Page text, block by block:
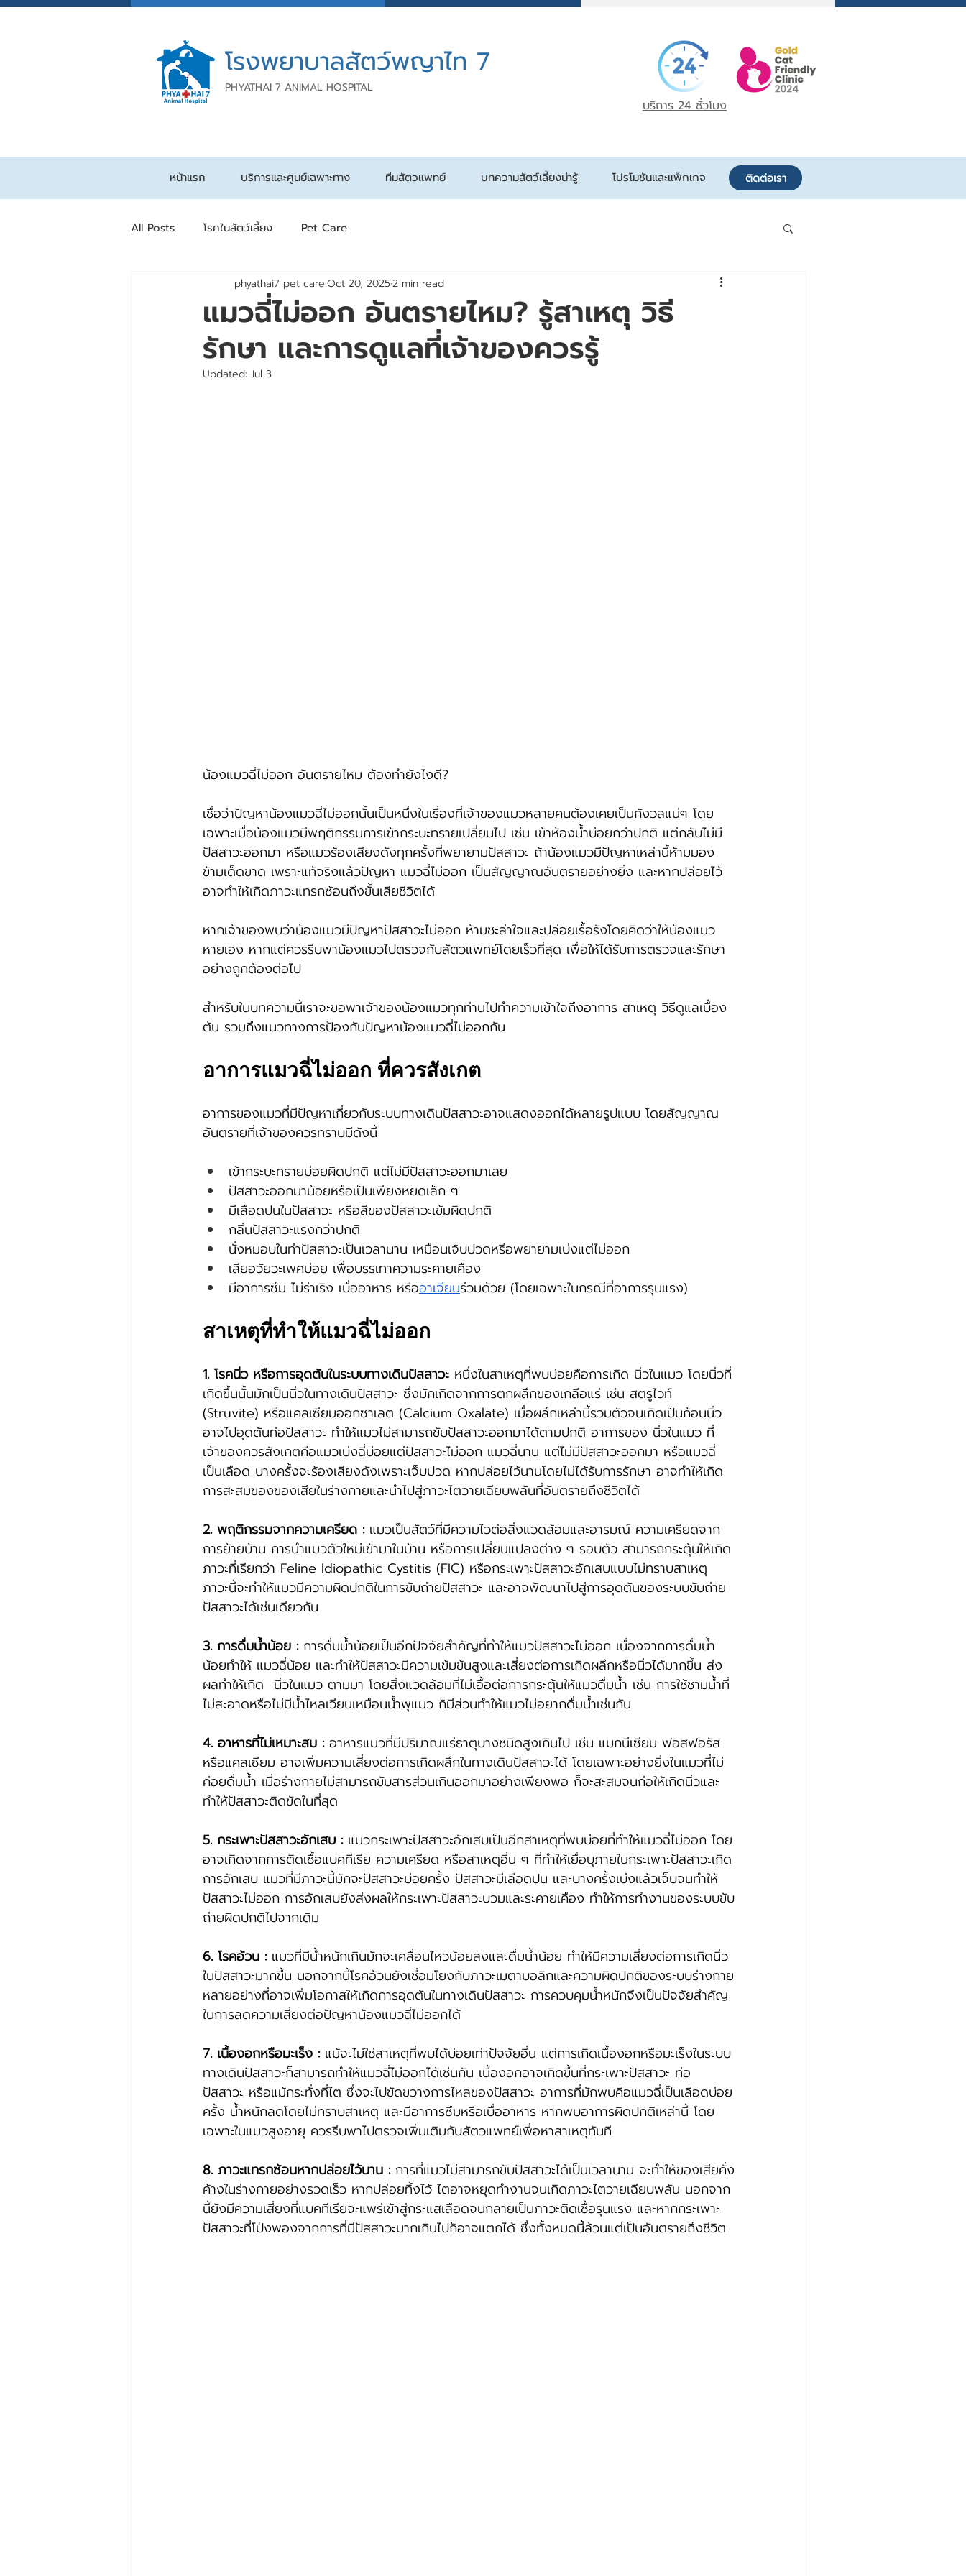
โรงพยาบาลสัตว์พญาไท 7
PHYATHAI 7 ANIMAL HOSPITAL
บริการ 24 ชั่วโมง
หน้าแรก บริการและศูนย์เฉพาะทาง ทีมสัตวแพทย์ บทความสัตว์เลี้ยงน่ารู้ โปรโมชันและแพ็กเกจ ติดต่อเรา
All Posts โรคในสัตว์เลี้ยง Pet Care
แมวฉี่ไม่ออก อันตรายไหม? รู้สาเหตุ วิธี
รักษา และการดูแลที่เจ้าของควรรู้
phyathai7 pet careOct 20, 20252 min read
Updated: Jul 3
น้องแมวฉี่ไม่ออก อันตรายไหม ต้องทำยังไงดี?
เชื่อว่าปัญหาน้องแมวฉี่ไม่ออกนั้นเป็นหนึ่งในเรื่องที่เจ้าของแมวหลายคนต้องเคยเป็นกังวลแน่ๆ โดย
เฉพาะเมื่อน้องแมวมีพฤติกรรมการเข้ากระบะทรายเปลี่ยนไป เช่น เข้าห้องน้ำบ่อยกว่าปกติ แต่กลับไม่มี
ปัสสาวะออกมา หรือแมวร้องเสียงดังทุกครั้งที่พยายามปัสสาวะ ถ้าน้องแมวมีปัญหาเหล่านี้ห้ามมอง
ข้ามเด็ดขาด เพราะแท้จริงแล้วปัญหา แมวฉี่ไม่ออก เป็นสัญญาณอันตรายอย่างยิ่ง และหากปล่อยไว้
อาจทำให้เกิดภาวะแทรกซ้อนถึงขั้นเสียชีวิตได้
หากเจ้าของพบว่าน้องแมวมีปัญหาปัสสาวะไม่ออก ห้ามชะล่าใจและปล่อยเรื้อรังโดยคิดว่าให้น้องแมว
หายเอง หากแต่ควรรีบพาน้องแมวไปตรวจกับสัตวแพทย์โดยเร็วที่สุด เพื่อให้ได้รับการตรวจและรักษา
อย่างถูกต้องต่อไป
สำหรับในบทความนี้เราจะขอพาเจ้าของน้องแมวทุกท่านไปทำความเข้าใจถึงอาการ สาเหตุ วิธีดูแลเบื้อง
ต้น รวมถึงแนวทางการป้องกันปัญหาน้องแมวฉี่ไม่ออกกัน
อาการแมวฉี่ไม่ออก ที่ควรสังเกต
อาการของแมวที่มีปัญหาเกี่ยวกับระบบทางเดินปัสสาวะอาจแสดงออกได้หลายรูปแบบ โดยสัญญาณ
อันตรายที่เจ้าของควรทราบมีดังนี้
เข้ากระบะทรายบ่อยผิดปกติ แต่ไม่มีปัสสาวะออกมาเลย
ปัสสาวะออกมาน้อยหรือเป็นเพียงหยดเล็ก ๆ
มีเลือดปนในปัสสาวะ หรือสีของปัสสาวะเข้มผิดปกติ
กลิ่นปัสสาวะแรงกว่าปกติ
นั่งหมอบในท่าปัสสาวะเป็นเวลานาน เหมือนเจ็บปวดหรือพยายามเบ่งแต่ไม่ออก
เลียอวัยวะเพศบ่อย เพื่อบรรเทาความระคายเคือง
มีอาการซึม ไม่ร่าเริง เบื่ออาหาร หรืออาเจียนร่วมด้วย (โดยเฉพาะในกรณีที่อาการรุนแรง)
สาเหตุที่ทำให้แมวฉี่ไม่ออก
1. โรคนิ่ว หรือการอุดตันในระบบทางเดินปัสสาวะ หนึ่งในสาเหตุที่พบบ่อยคือการเกิด นิ่วในแมว โดยนิ่วที่
เกิดขึ้นนั้นมักเป็นนิ่วในทางเดินปัสสาวะ ซึ่งมักเกิดจากการตกผลึกของเกลือแร่ เช่น สตรูไวท์
(Struvite) หรือแคลเซียมออกซาเลต (Calcium Oxalate) เมื่อผลึกเหล่านี้รวมตัวจนเกิดเป็นก้อนนิ่ว
อาจไปอุดตันท่อปัสสาวะ ทำให้แมวไม่สามารถขับปัสสาวะออกมาได้ตามปกติ อาการของ นิ่วในแมว ที่
เจ้าของควรสังเกตคือแมวเบ่งฉี่บ่อยแต่ปัสสาวะไม่ออก แมวฉี่นาน แต่ไม่มีปัสสาวะออกมา หรือแมวฉี่
เป็นเลือด บางครั้งจะร้องเสียงดังเพราะเจ็บปวด หากปล่อยไว้นานโดยไม่ได้รับการรักษา อาจทำให้เกิด
การสะสมของของเสียในร่างกายและนำไปสู่ภาวะไตวายเฉียบพลันที่อันตรายถึงชีวิตได้
2. พฤติกรรมจากความเครียด : แมวเป็นสัตว์ที่มีความไวต่อสิ่งแวดล้อมและอารมณ์ ความเครียดจาก
การย้ายบ้าน การนำแมวตัวใหม่เข้ามาในบ้าน หรือการเปลี่ยนแปลงต่าง ๆ รอบตัว สามารถกระตุ้นให้เกิด
ภาวะที่เรียกว่า Feline Idiopathic Cystitis (FIC) หรือกระเพาะปัสสาวะอักเสบแบบไม่ทราบสาเหตุ
ภาวะนี้จะทำให้แมวมีความผิดปกติในการขับถ่ายปัสสาวะ และอาจพัฒนาไปสู่การอุดตันของระบบขับถ่าย
ปัสสาวะได้เช่นเดียวกัน
3. การดื่มน้ำน้อย : การดื่มน้ำน้อยเป็นอีกปัจจัยสำคัญที่ทำให้แมวปัสสาวะไม่ออก เนื่องจากการดื่มน้ำ
น้อยทำให้ แมวฉี่น้อย และทำให้ปัสสาวะมีความเข้มข้นสูงและเสี่ยงต่อการเกิดผลึกหรือนิ่วได้มากขึ้น ส่ง
ผลทำให้เกิด  นิ่วในแมว ตามมา โดยสิ่งแวดล้อมที่ไม่เอื้อต่อการกระตุ้นให้แมวดื่มน้ำ เช่น การใช้ชามน้ำที่
ไม่สะอาดหรือไม่มีน้ำไหลเวียนเหมือนน้ำพุแมว ก็มีส่วนทำให้แมวไม่อยากดื่มน้ำเช่นกัน
4. อาหารที่ไม่เหมาะสม : อาหารแมวที่มีปริมาณแร่ธาตุบางชนิดสูงเกินไป เช่น แมกนีเซียม ฟอสฟอรัส
หรือแคลเซียม อาจเพิ่มความเสี่ยงต่อการเกิดผลึกในทางเดินปัสสาวะได้ โดยเฉพาะอย่างยิ่งในแมวที่ไม่
ค่อยดื่มน้ำ เมื่อร่างกายไม่สามารถขับสารส่วนเกินออกมาอย่างเพียงพอ ก็จะสะสมจนก่อให้เกิดนิ่วและ
ทำให้ปัสสาวะติดขัดในที่สุด
5. กระเพาะปัสสาวะอักเสบ : แมวกระเพาะปัสสาวะอักเสบเป็นอีกสาเหตุที่พบบ่อยที่ทำให้แมวฉี่ไม่ออก โดย
อาจเกิดจากการติดเชื้อแบคทีเรีย ความเครียด หรือสาเหตุอื่น ๆ ที่ทำให้เยื่อบุภายในกระเพาะปัสสาวะเกิด
การอักเสบ แมวที่มีภาวะนี้มักจะปัสสาวะบ่อยครั้ง ปัสสาวะมีเลือดปน และบางครั้งเบ่งแล้วเจ็บจนทำให้
ปัสสาวะไม่ออก การอักเสบยังส่งผลให้กระเพาะปัสสาวะบวมและระคายเคือง ทำให้การทำงานของระบบขับ
ถ่ายผิดปกติไปจากเดิม
6. โรคอ้วน : แมวที่มีน้ำหนักเกินมักจะเคลื่อนไหวน้อยลงและดื่มน้ำน้อย ทำให้มีความเสี่ยงต่อการเกิดนิ่ว
ในปัสสาวะมากขึ้น นอกจากนี้โรคอ้วนยังเชื่อมโยงกับภาวะเมตาบอลิกและความผิดปกติของระบบร่างกาย
หลายอย่างที่อาจเพิ่มโอกาสให้เกิดการอุดตันในทางเดินปัสสาวะ การควบคุมน้ำหนักจึงเป็นปัจจัยสำคัญ
ในการลดความเสี่ยงต่อปัญหาน้องแมวฉี่ไม่ออกได้
7. เนื้องอกหรือมะเร็ง : แม้จะไม่ใช่สาเหตุที่พบได้บ่อยเท่าปัจจัยอื่น แต่การเกิดเนื้องอกหรือมะเร็งในระบบ
ทางเดินปัสสาวะก็สามารถทำให้แมวฉี่ไม่ออกได้เช่นกัน เนื้องอกอาจเกิดขึ้นที่กระเพาะปัสสาวะ ท่อ
ปัสสาวะ หรือแม้กระทั่งที่ไต ซึ่งจะไปขัดขวางการไหลของปัสสาวะ อาการที่มักพบคือแมวฉี่เป็นเลือดบ่อย
ครั้ง น้ำหนักลดโดยไม่ทราบสาเหตุ และมีอาการซึมหรือเบื่ออาหาร หากพบอาการผิดปกติเหล่านี้ โดย
เฉพาะในแมวสูงอายุ ควรรีบพาไปตรวจเพิ่มเติมกับสัตวแพทย์เพื่อหาสาเหตุทันที
8. ภาวะแทรกซ้อนหากปล่อยไว้นาน : การที่แมวไม่สามารถขับปัสสาวะได้เป็นเวลานาน จะทำให้ของเสียคั่ง
ค้างในร่างกายอย่างรวดเร็ว หากปล่อยทิ้งไว้ ไตอาจหยุดทำงานจนเกิดภาวะไตวายเฉียบพลัน นอกจาก
นี้ยังมีความเสี่ยงที่แบคทีเรียจะแพร่เข้าสู่กระแสเลือดจนกลายเป็นภาวะติดเชื้อรุนแรง และหากกระเพาะ
ปัสสาวะที่โป่งพองจากการที่มีปัสสาวะมากเกินไปก็อาจแตกได้ ซึ่งทั้งหมดนี้ล้วนแต่เป็นอันตรายถึงชีวิต